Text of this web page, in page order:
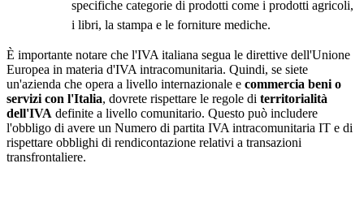
specifiche categorie di prodotti come i prodotti agricoli,
i libri, la stampa e le forniture mediche.
È importante notare che l'IVA italiana segua le direttive dell'Unione
Europea in materia d'IVA intracomunitaria. Quindi, se siete
un'azienda che opera a livello internazionale e commercia beni o
servizi con l'Italia, dovrete rispettare le regole di territorialità
dell'IVA definite a livello comunitario. Questo può includere
l'obbligo di avere un Numero di partita IVA intracomunitaria IT e di
rispettare obblighi di rendicontazione relativi a transazioni
transfrontaliere.